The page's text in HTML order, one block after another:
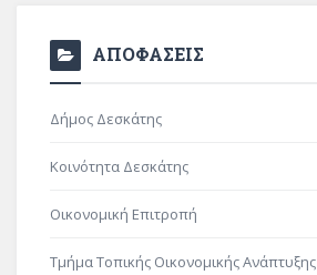
ΑΠΟΦΑΣΕΙΣ
Δήμος Δεσκάτης
Κοινότητα Δεσκάτης
Οικονομική Επιτροπή
Τμήμα Τοπικής Οικονομικής Ανάπτυξης